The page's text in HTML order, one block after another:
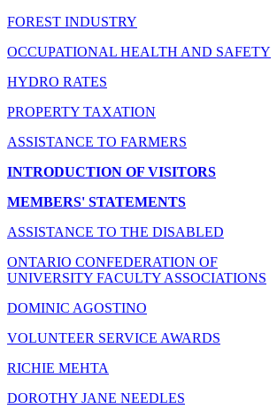
FOREST INDUSTRY
OCCUPATIONAL HEALTH AND SAFETY
HYDRO RATES
PROPERTY TAXATION
ASSISTANCE TO FARMERS
INTRODUCTION OF VISITORS
MEMBERS' STATEMENTS
ASSISTANCE TO THE DISABLED
ONTARIO CONFEDERATION OF
UNIVERSITY FACULTY ASSOCIATIONS
DOMINIC AGOSTINO
VOLUNTEER SERVICE AWARDS
RICHIE MEHTA
DOROTHY JANE NEEDLES